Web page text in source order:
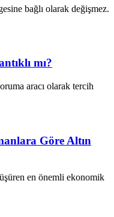
bağlı olarak değişmez.
mı?
aracı olarak tercih
Göre Altın
en önemli ekonomik